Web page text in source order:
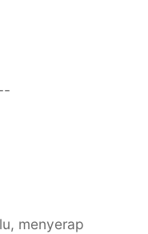
menyerap